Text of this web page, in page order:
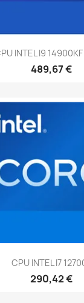
Vista
INTEL I9
489,67 €
Vista
CPU INTEL I7
290,42 €